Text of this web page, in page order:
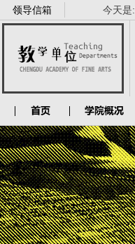
领导信箱 今天是: